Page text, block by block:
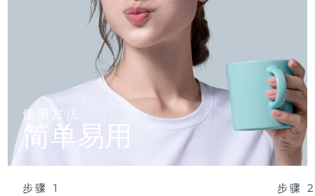
使用方法
简单易用
步骤 1 步骤